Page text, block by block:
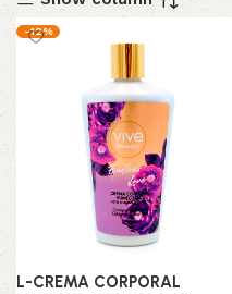
-12%
L-CREMA CORPORAL